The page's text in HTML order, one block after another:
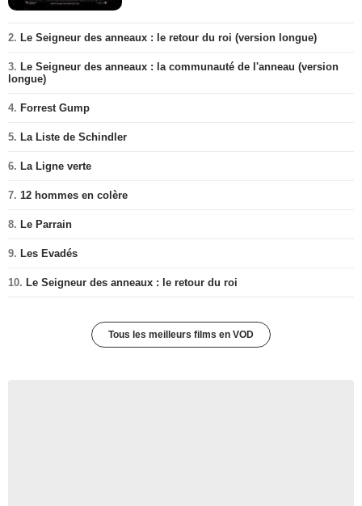
2. Le Seigneur des anneaux : le retour du roi (version longue)
3. Le Seigneur des anneaux : la communauté de l'anneau (version
longue)
4. Forrest Gump
5. La Liste de Schindler
6. La Ligne verte
7. 12 hommes en colère
8. Le Parrain
9. Les Evadés
10. Le Seigneur des anneaux : le retour du roi
Tous les meilleurs films en VOD